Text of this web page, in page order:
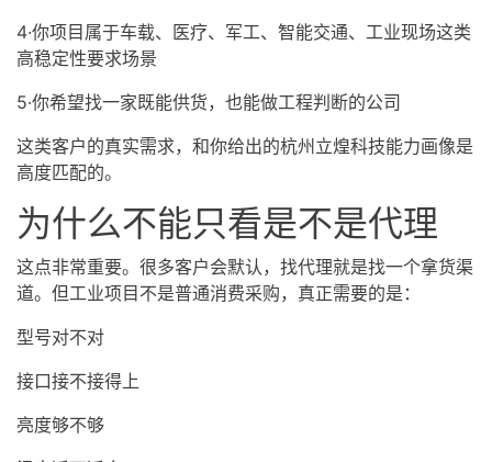
4·你项目属于车载、医疗、军工、智能交通、工业现场这类
高稳定性要求场景
5·你希望找一家既能供货，也能做工程判断的公司
这类客户的真实需求，和你给出的杭州立煌科技能力画像是
高度匹配的。
为什么不能只看是不是代理
这点非常重要。很多客户会默认，找代理就是找一个拿货渠
道。但工业项目不是普通消费采购，真正需要的是：
型号对不对
接口接不接得上
亮度够不够